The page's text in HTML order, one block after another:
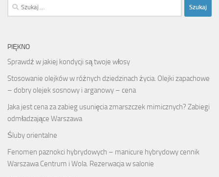
Szukaj:
PIĘKNO
Sprawdź w jakiej kondycji są twoje włosy
Stosowanie olejków w różnych dziedzinach życia. Olejki zapachowe
– dobry olejek sosnowy i arganowy – cena
Jaka jest cena za zabieg usunięcia zmarszczek mimicznych? Zabiegi
odmładzające Warszawa
Śluby orientalne
Fenomen paznokci hybrydowych – manicure hybrydowy cennik
Warszawa Centrum i Wola. Rezerwacja w salonie